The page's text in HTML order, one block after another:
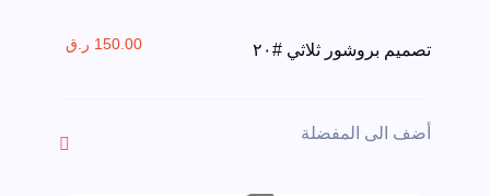
تصميم بروشور ثلاثي #٢٠ 150.00 ر.ق
أضف الى المفضلة